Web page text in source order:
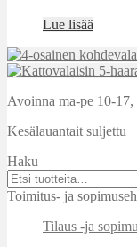
Lue lisää
Avoinna ma-pe 10-17,
Kesälauantait suljettu
Haku
Etsi:
Toimitus- ja
Tilaus -ja